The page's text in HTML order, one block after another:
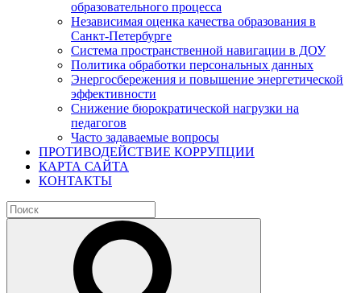
образовательного процесса
Независимая оценка качества образования в
Санкт-Петербурге
Система пространственной навигации в ДОУ
Политика обработки персональных данных
Энергосбережения и повышение энергетической
эффективности
Снижение бюрократической нагрузки на
педагогов
Часто задаваемые вопросы
ПРОТИВОДЕЙСТВИЕ КОРРУПЦИИ
КАРТА САЙТА
КОНТАКТЫ